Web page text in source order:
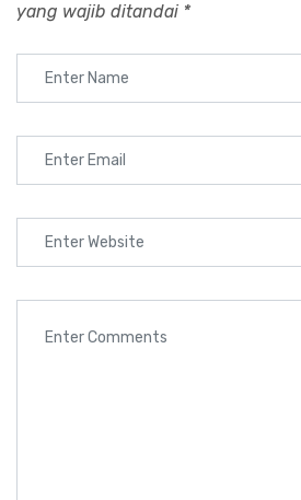
yang wajib ditandai *